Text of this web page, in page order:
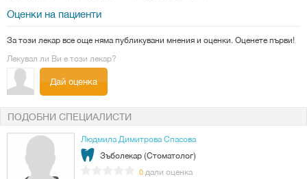
Оценки на пациенти
За този лекар все още няма публикувани мнения и оценки. Оценете първи!
Лекувал ли Ви е този лекар?
Дай оценка
ПОДОБНИ СПЕЦИАЛИСТИ
Людмила Димитрова Спасова
Зъболекар (Стоматолог)
0 дали оценка